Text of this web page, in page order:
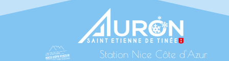
Station Nice Côte d'Azur